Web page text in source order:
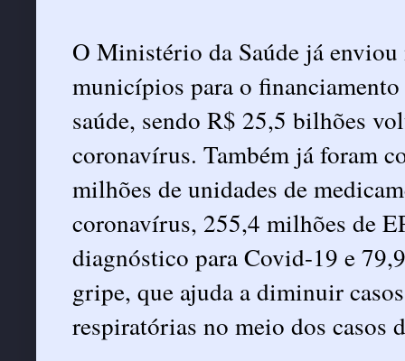
O Ministério da Saúde já
municípios para o
saúde, sendo R$ 25,5 bilhões
coronavírus. Também já foram
milhões de unidades de
coronavírus, 255,4 milhões de
diagnóstico para Covid-19 e
gripe, que ajuda a diminuir
respiratórias no meio dos casos